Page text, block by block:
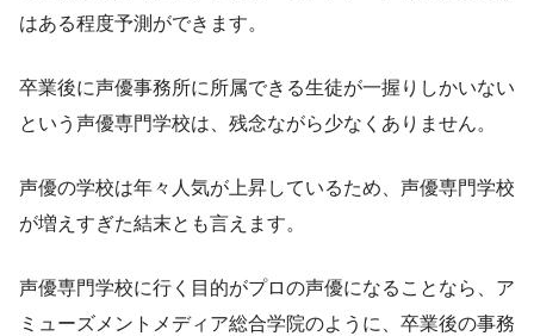
はある程度予測ができます。
卒業後に声優事務所に所属できる生徒が一握りしかいない
という声優専門学校は、残念ながら少なくありません。
声優の学校は年々人気が上昇しているため、声優専門学校
が増えすぎた結末とも言えます。
声優専門学校に行く目的がプロの声優になることなら、ア
ミューズメントメディア総合学院のように、卒業後の事務